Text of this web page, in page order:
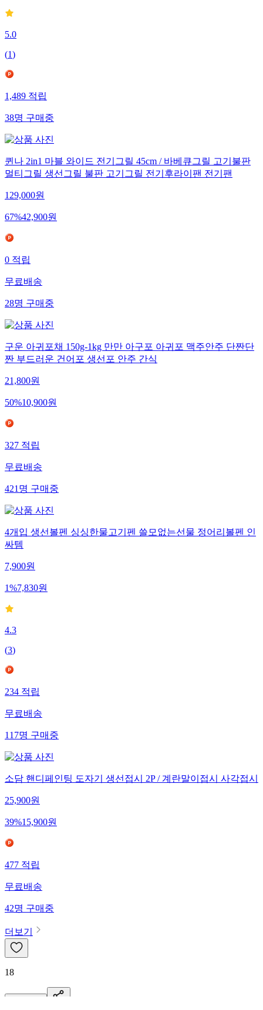
5.0
(1)
1,489적립
38명구매중
퀸나 2in1 마블 와이드 전기그릴 45cm / 바베큐그릴 고기불판
멀티그릴 생선그릴 불판 고기그릴 전기후라이팬 전기팬
129,000원
67%42,900원
0적립
무료배송
28명구매중
구운 아귀포채 150g-1kg 만만 아구포 아귀포 맥주안주 단짠단
짠 부드러운 건어포 생선포 안주 간식
21,800원
50%10,900원
327적립
무료배송
421명구매중
4개입 생선볼펜 싱싱한물고기펜 쓸모없는선물 정어리볼펜 인
싸템
7,900원
1%7,830원
4.3
(3)
234적립
무료배송
117명구매중
소담 핸디페인팅 도자기 생선접시 2P / 계란말이접시 사각접시
25,900원
39%15,900원
477적립
무료배송
42명구매중
더보기
18